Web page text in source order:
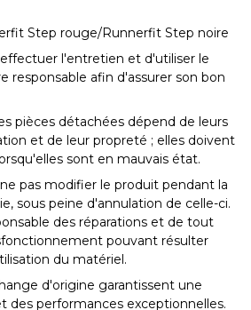
Step rouge/Runnerfit Step noire
l'entretien et d'utiliser le
responsable afin d'assurer son bon
pièces détachées dépend de leurs
et de leur propreté ; elles doivent
sont en mauvais état.
pas modifier le produit pendant la
sous peine d'annulation de celle-ci.
des réparations et de tout
pouvant résulter
du matériel.
d'origine garantissent une
des performances exceptionnelles.